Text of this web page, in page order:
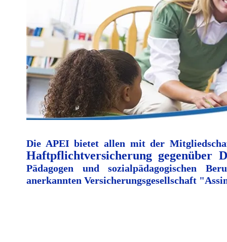
Die APEI bietet allen mit der
Haftpflichtversicherung gegenüber
Pädagogen und sozialpädagogischen
anerkannten Versicherungsgesellschaft